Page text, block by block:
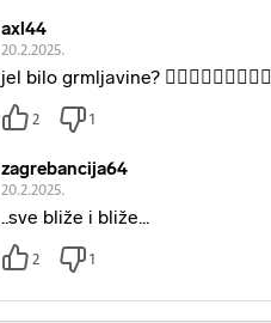
axl44
20.2.2025.
jel bilo grmljavine? 🤦🏻‍♂️🤦🏻‍♂️🤦🏻‍♂️
2 1
zagrebancija64
20.2.2025.
..sve bliže i bliže...
2 1